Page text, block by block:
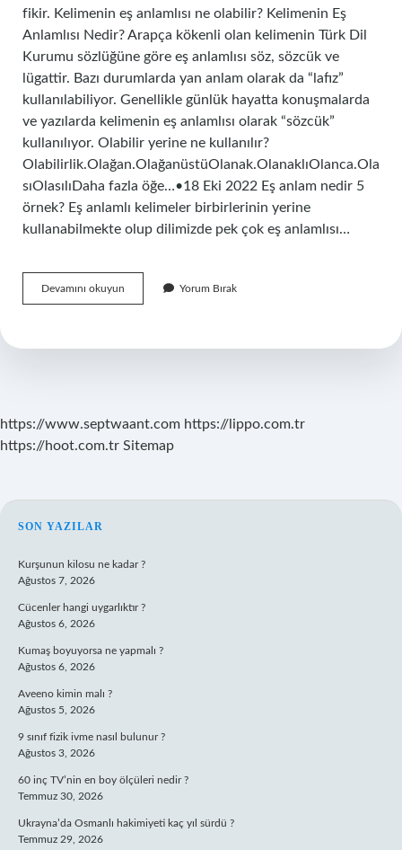
fikir. Kelimenin eş anlamlısı ne olabilir? Kelimenin Eş
Anlamlısı Nedir? Arapça kökenli olan kelimenin Türk Dil
Kurumu sözlüğüne göre eş anlamlısı söz, sözcük ve
lügattir. Bazı durumlarda yan anlam olarak da “lafız”
kullanılabiliyor. Genellikle günlük hayatta konuşmalarda
ve yazılarda kelimenin eş anlamlısı olarak “sözcük”
kullanılıyor. Olabilir yerine ne kullanılır?
Olabilirlik.Olağan.OlağanüstüOlanak.OlanaklıOlanca.Ola
sıOlasılıDaha fazla öğe…•18 Eki 2022 Eş anlam nedir 5
örnek? Eş anlamlı kelimeler birbirlerinin yerine
kullanabilmekte olup dilimizde pek çok eş anlamlısı…
Devamını okuyun
Anlamlısı
Yorum Bırak
https://www.septwaant.com https://lippo.com.tr
https://hoot.com.tr Sitemap
SIDEBAR
SON YAZILAR
Kurşunun kilosu ne kadar ?
Ağustos 7, 2026
Cücenler hangi uygarlıktır ?
Ağustos 6, 2026
Kumaş boyuyorsa ne yapmalı ?
Ağustos 6, 2026
Aveeno kimin malı ?
Ağustos 5, 2026
9 sınıf fizik ivme nasıl bulunur ?
Ağustos 3, 2026
60 inç TV’nin en boy ölçüleri nedir ?
Temmuz 30, 2026
Ukrayna’da Osmanlı hakimiyeti kaç yıl sürdü ?
Temmuz 29, 2026